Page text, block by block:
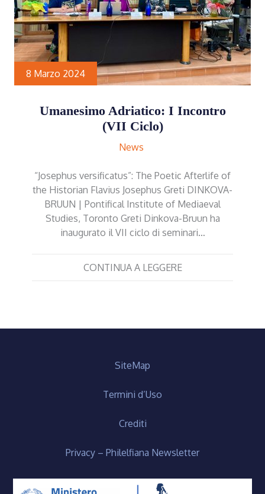
8 Marzo 2024
Umanesimo Adriatico: I Incontro
(VII Ciclo)
News
“Josephus versificatus”: The Poetic Afterlife of
the Historian Flavius Josephus Greti DINKOVA-
BRUUN | Pontifical Institute of Mediaeval
Studies, Toronto Greti Dinkova-Bruun ha
inaugurato il VII ciclo di seminari…
CONTINUA A LEGGERE
SiteMap
Termini d’Uso
Crediti
Privacy – Philelfiana Newsletter